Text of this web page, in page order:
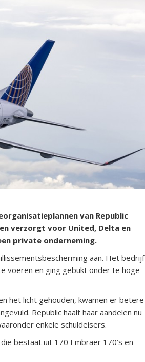
van Republic
verzorgt voor United, Delta en
private onderneming.
aan. Het bedrijf
voeren en ging gebukt onder te hoge
het licht gehouden, kwamen er betere
Republic haalt haar aandelen nu
enkele schuldeisers.
bestaat uit 170 Embraer 170’s en